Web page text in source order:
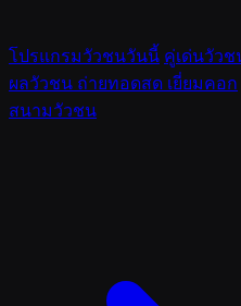
โปรแกรมวัวชนวันนี้ คู่เด่นวัว
ผลวัวชน ถ่ายทอดสด เยี่ยมคอก
สนามวัวชน